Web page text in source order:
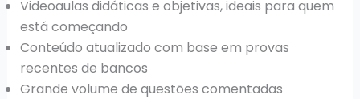
Videoaulas didáticas e objetivas, ideais para quem
está começando
Conteúdo atualizado com base em provas
recentes de bancos
Grande volume de questões comentadas